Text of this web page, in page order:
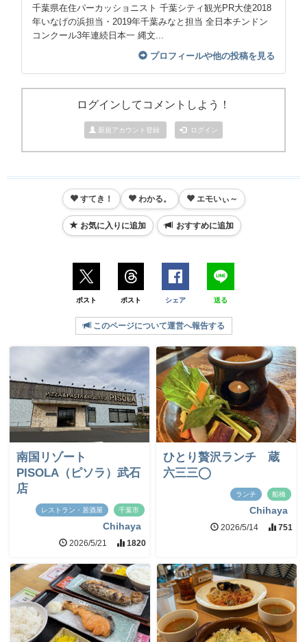
千葉県在住パーカッショニスト 千葉シティ観光PR大使2018
年いなげの浜担当・2019年千葉みなと担当 全日本チンドン
コンクール3年連続日本一 縄文...
プロフィールや他の投稿を見る
ログインしてコメントしよう！
新規アカウント登録 ログイン
すてき！ わかる。 エモいぃ～
お気に入りに追加 おすすめに追加
ポスト ポスト シェア 送る
このページについて運営へ報告する
南国リゾート
PISOLA（ピソラ）武石
店
レストラン・居酒屋 千葉市
Chihaya
2026/5/21 1820
ひとり贅沢ランチ 蔵
六三三◯
ランチ 船橋
Chihaya
2026/5/14 751